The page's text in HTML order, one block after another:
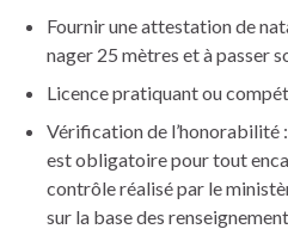
Fournir une attestation de
nager 25 mètres et à passer
Licence pratiquant ou
Vérification de l’honorabilité
est obligatoire pour tout
contrôle réalisé par le
sur la base des